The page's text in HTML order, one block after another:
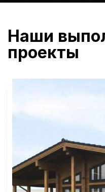
Наши
проекты